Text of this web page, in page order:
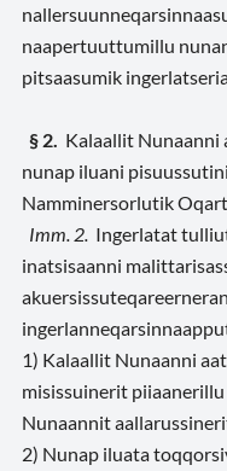
naapertuuttumillu
pitsaasumik
§ 2. Kalaallit Nunaanni
nunap iluani
Namminersorlutik
Imm. 2. Ingerlatat
inatsisaanni
1) Kalaallit Nunaanni
misissuinerit
Nunaannit
2) Nunap iluata